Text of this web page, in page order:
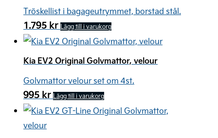
väljas
på
produktsidan
Tröskellist i bagageutrymmet, borstad stål.
1.795 kr Lägg till i varukorg
Kia EV2 Original Golvmattor, velour
Golvmattor velour set om 4st.
995 kr Lägg till i varukorg